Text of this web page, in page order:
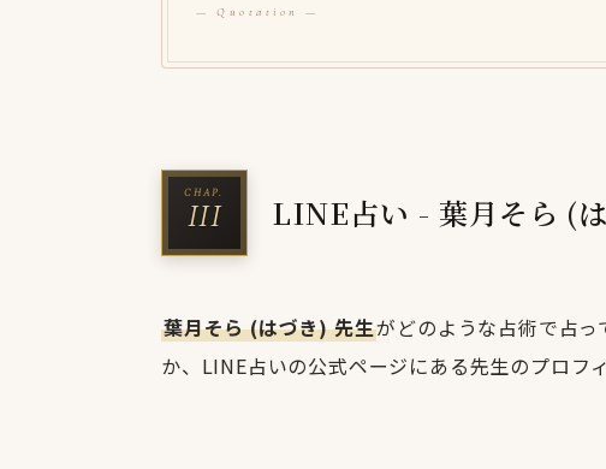
LINE占い - 葉月そら (
葉月そら (はづき) 先生がどのような占術で占
か、LINE占いの公式ページにある先生のプロフ